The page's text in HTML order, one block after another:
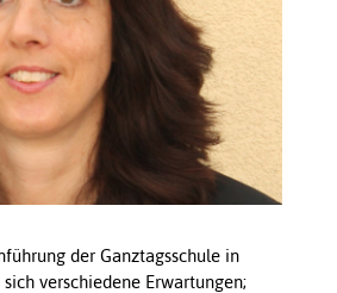
der Ganztagsschule in
verschiedene Erwartungen;